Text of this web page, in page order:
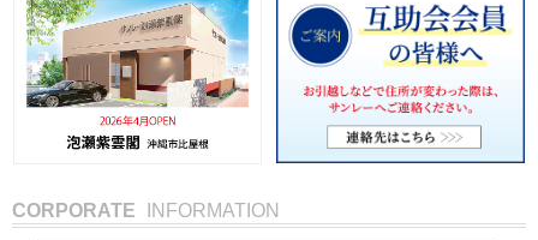
CORPORATE INFORMATION